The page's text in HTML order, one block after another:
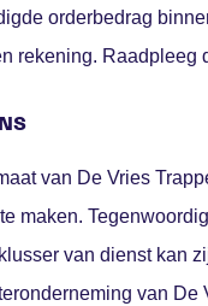
orderbedrag
rekening. Raadpleeg
van De Vries
maken.
van dienst kan
van De